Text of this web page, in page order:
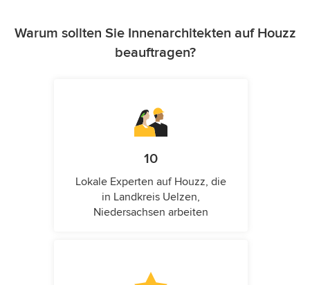
Warum sollten Sie Innenarchitekten auf Houzz
beauftragen?
10
Lokale Experten auf Houzz, die
in Landkreis Uelzen,
Niedersachsen arbeiten